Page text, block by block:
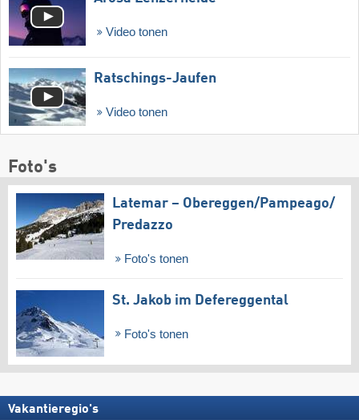
Video tonen
Ratschings-Jaufen
Video tonen
Foto's
Latemar – Obereggen/​Pampeago/​
Predazzo
Foto's tonen
St. Jakob im Defereggental
Foto's tonen
Vakantieregio's